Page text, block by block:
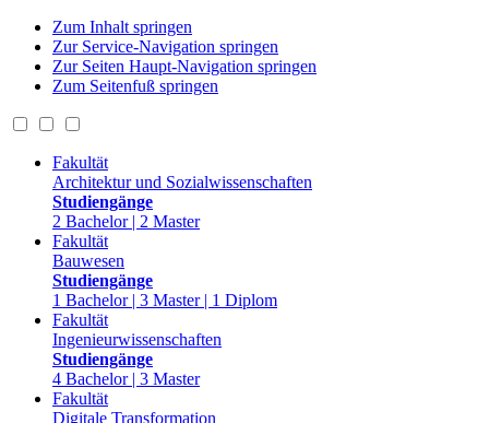
Zum Inhalt springen
Zur Service-Navigation springen
Zur Seiten Haupt-Navigation springen
Zum Seitenfuß springen
Fakultät
Architektur und Sozialwissenschaften
Studiengänge
2 Bachelor | 2 Master
Fakultät
Bauwesen
Studiengänge
1 Bachelor | 3 Master | 1 Diplom
Fakultät
Ingenieurwissenschaften
Studiengänge
4 Bachelor | 3 Master
Fakultät
Digitale Transformation